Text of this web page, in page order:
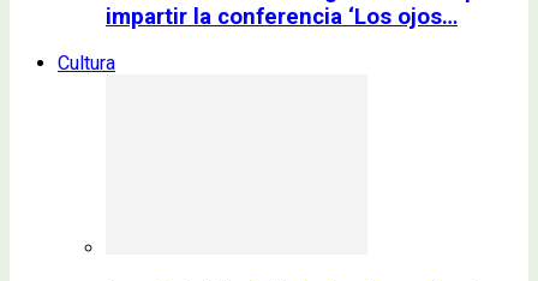
impartir la conferencia ‘Los ojos…
Cultura